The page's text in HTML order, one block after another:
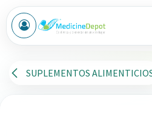
Ir al contenido
SUPLEMENTOS